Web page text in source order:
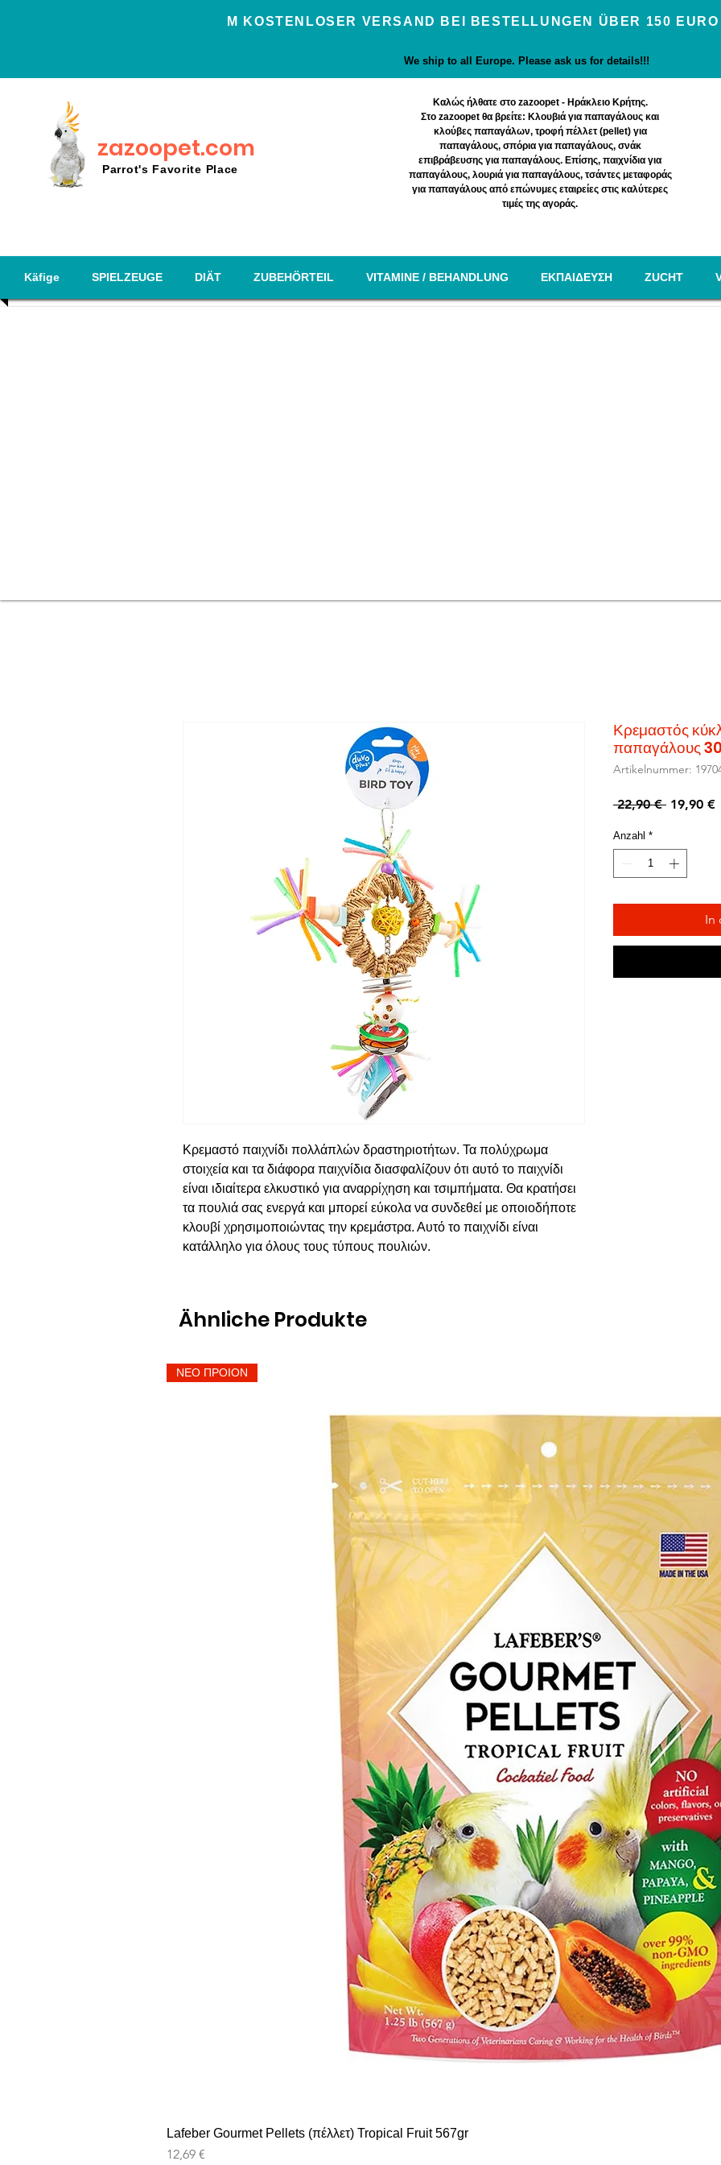
Μ KOSTENLOSER VERSAND BEI BESTELLUNGEN ÜBER 150 EURO
We ship to all Europe. Please ask us for details!!!
zazoopet.com
Parrot's Favorite Place
Καλώς ήλθατε στο zazoopet - Ηράκλειο Κρήτης.
Στο zazoopet θα βρείτε: Κλουβιά για παπαγάλους και
κλούβες παπαγάλων, τροφή πέλλετ (pellet) για
παπαγάλους, σπόρια για παπαγάλους, σνάκ
επιβράβευσης για παπαγάλους. Επίσης, παιχνίδια για
παπαγάλους, λουριά για παπαγάλους, τσάντες μεταφοράς
για παπαγάλους από επώνυμες εταιρείες στις καλύτερες
τιμές της αγοράς.
Käfige SPIELZEUGE DIÄT ZUBEHÖRTEIL VITAMINE / BEHANDLUNG EΚΠΑΙΔΕΥΣΗ ZUCHT
Κρεμαστό παιχνίδι πολλάπλών δραστηριοτήτων. Τα πολύχρωμα
στοιχεία και τα διάφορα παιχνίδια διασφαλίζουν ότι αυτό το παιχνίδι
είναι ιδιαίτερα ελκυστικό για αναρρίχηση και τσιμπήματα. Θα κρατήσει
τα πουλιά σας ενεργά και μπορεί εύκολα να συνδεθεί με οποιοδήποτε
κλουβί χρησιμοποιώντας την κρεμάστρα. Αυτό το παιχνίδι είναι
κατάλληλο για όλους τους τύπους πουλιών.
Κρεμαστός
παπαγάλους
Artikelnummer:
22,90 € 19,90 €
Anzahl *
In
Ähnliche Produkte
ΝΕΟ ΠΡΟΙΟΝ
Lafeber Gourmet Pellets (πέλλετ) Tropical Fruit 567gr
Preis
12,69 €